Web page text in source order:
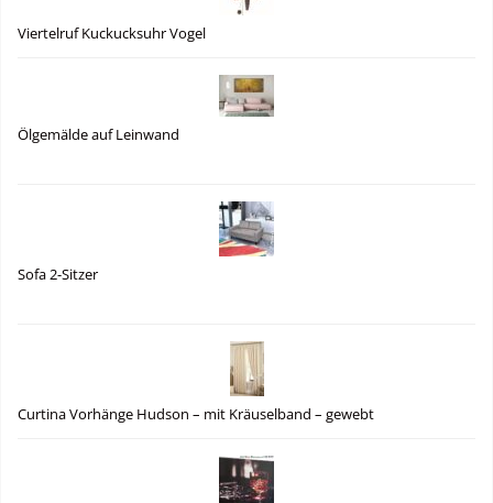
Viertelruf Kuckucksuhr Vogel
Ölgemälde auf Leinwand
Sofa 2-Sitzer
Curtina Vorhänge Hudson – mit Kräuselband – gewebt